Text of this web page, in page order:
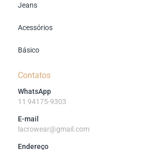
Jeans
Acessórios
Básico
Contatos
WhatsApp
11 94175-9303
E-mail
lacrowear@gmail.com
Endereço